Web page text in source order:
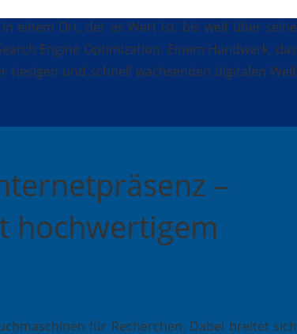
einem Ort, der es Wert ist, bis weit über seine
Engine Optimization. Einem Handwerk, das
riesigen und schnell wachsenden digitalen Welt
–
hochwertigem
für Recherchen. Dabei breitet sich